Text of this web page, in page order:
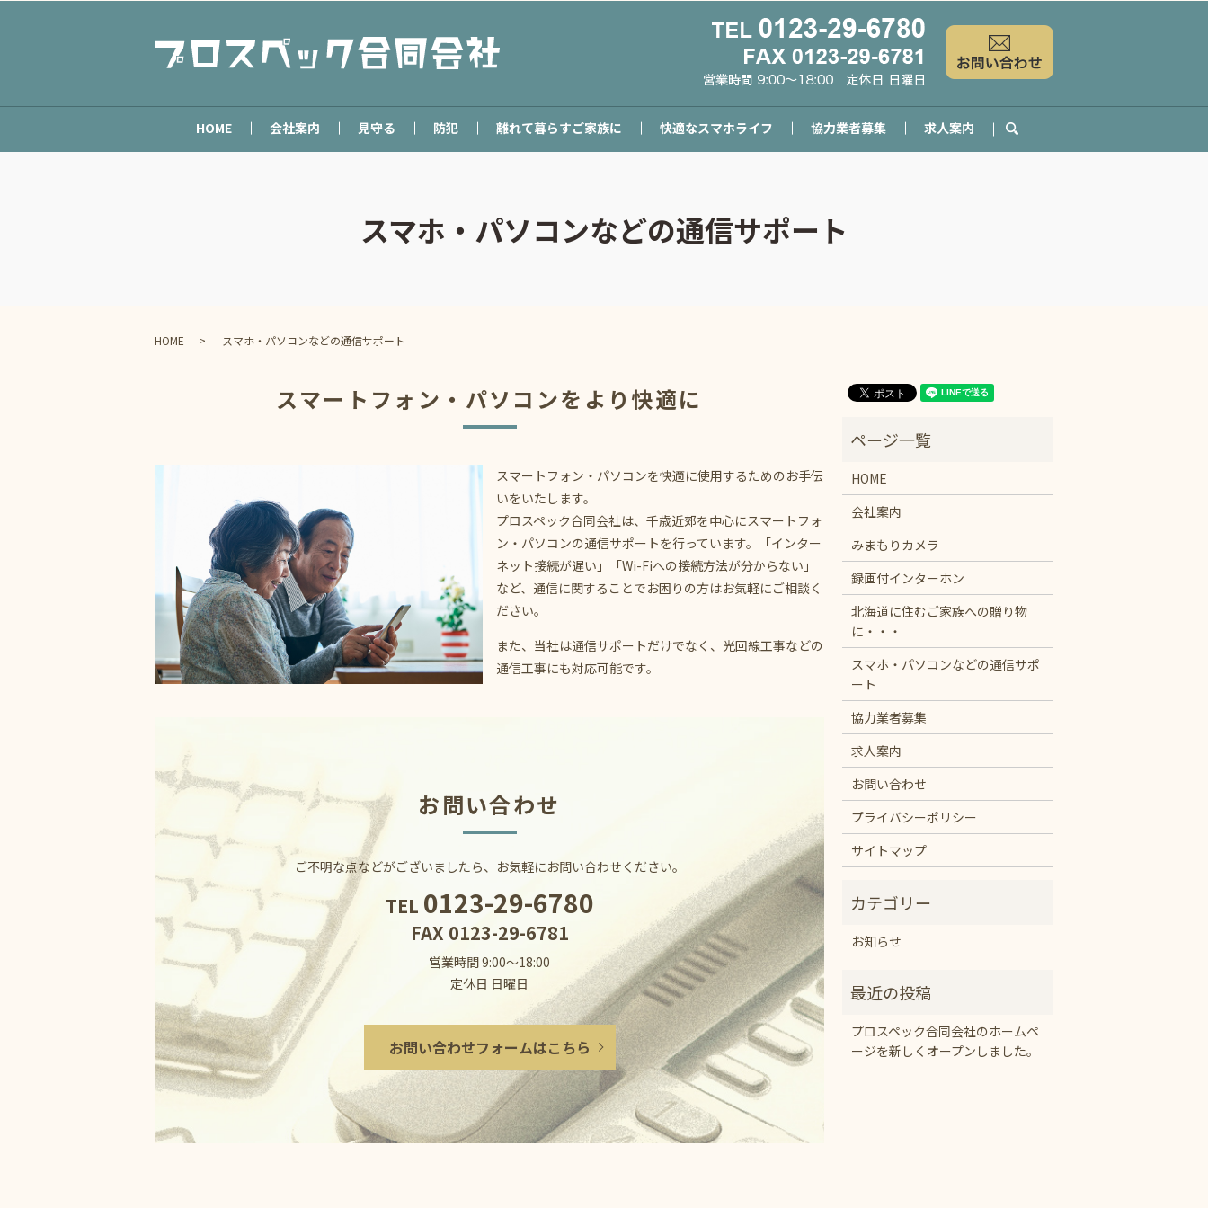
HOME 会社案内 見守る 防犯 離れて暮らすご家族に 快適なスマホライフ 協力業者募集 求人案内 search
スマホ・パソコンなどの通信サポート
HOME スマホ・パソコンなどの通信サポート
スマートフォン・パソコンをより快適に
スマートフォン・パソコンを快適に使用するためのお手伝
いをいたします。
プロスペック合同会社は、千歳近郊を中心にスマートフォ
ン・パソコンの通信サポートを行っています。「インター
ネット接続が遅い」「Wi-Fiへの接続方法が分からない」
など、通信に関することでお困りの方はお気軽にご相談く
ださい。
また、当社は通信サポートだけでなく、光回線工事などの
通信工事にも対応可能です。
お問い合わせ
ご不明な点などがございましたら、お気軽にお問い合わせください。
TEL 0123-29-6780
FAX 0123-29-6781
営業時間 9:00～18:00
定休日 日曜日
お問い合わせフォームはこちら
HOME
会社案内
みまもりカメラ
録画付インターホン
北海道に住むご家族への贈り物
に・・・
スマホ・パソコンなどの通信サポ
ート
協力業者募集
求人案内
お問い合わせ
プライバシーポリシー
サイトマップ
お知らせ
プロスペック合同会社のホームペ
ージを新しくオープンしました。